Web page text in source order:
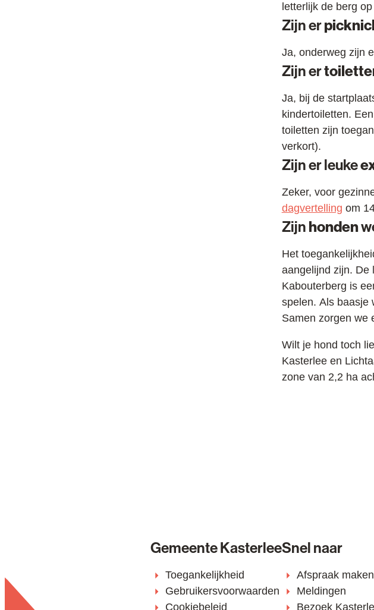
letterlijk de berg
Zijn er
Ja, onderweg zijn
Zijn er
Ja, bij de
kindertoiletten.
toiletten zijn
verkort).
Zijn er leuke
Zeker, voor
dagvertelling om
Zijn honden
Het
aangelijnd zijn. De
Kabouterberg is
spelen. Als baasje
Samen zorgen we
Wilt je hond toch
Kasterlee en
zone van 2,2 ha
Gemeente Kasterlee
Toegankelijkheid
Gebruikersvoorwaarden
Cookiebeleid
Snel naar
Afspraak maken
Meldingen
Bezoek